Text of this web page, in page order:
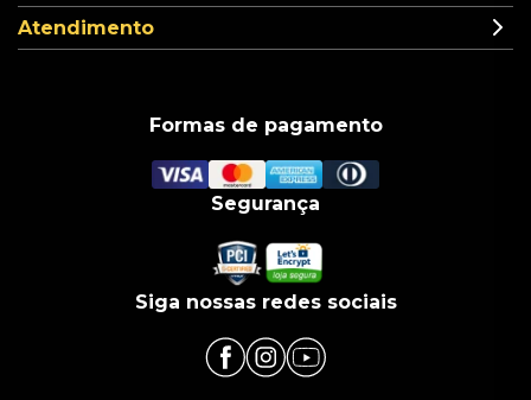
Atendimento
Formas de pagamento
Segurança
Siga nossas redes sociais